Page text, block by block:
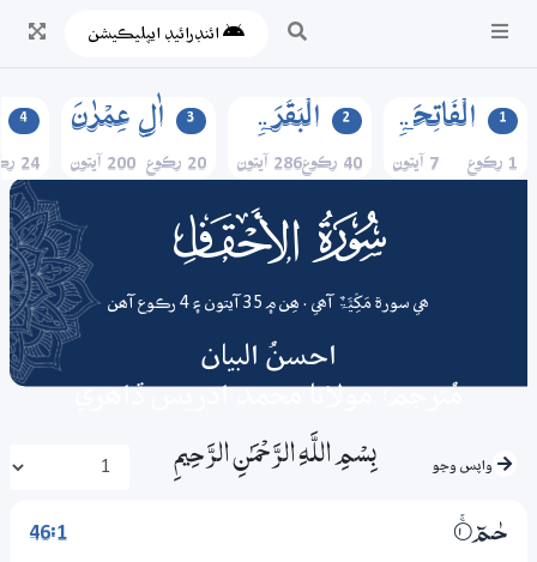
ائنڊرائيڊ ايپليڪيشن
1 الۡفَاتِحَۃِ
1 رڪوع 7 آيتون
2 الۡبَقَرَۃِ
40 رڪوع 286 آيتون
3 اٰلِ عِمۡرٰنَ
20 رڪوع 200 آيتون
4
24 رڪوع
046 surah
ھي سورة مَکِّیَّۃٌ آھي . ھِن ۾ 35 آيتون ۽ 4 رڪوع آھن
احسنُ البيان
مُترجم: مولانا محمد ادريس ڏاھري
واپس وڃو بِسْمِ اللَّـهِ الرَّحْمَـٰنِ الرَّحِيمِ
46:1 حٰــمۗ 1‏۝ۚ